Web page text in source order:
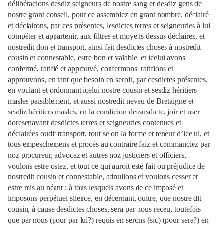
délibéracions desdiz seigneurs de nostre sang et desdiz gens de
nostre grant conseil, pour ce assemblez en grant nombre, déclairé
et déclairons, par ces présentes, lesdictes terres et seigneuries à lui
compéter et appartenir, aux filtres et moyens dessus déclairez, et
nostredit don et transport, ainsi fait desdictes choses à nostredit
cousin et connestable, estre bon et valable, et icelui avons
confermé, ratifié et approuvé, confermons, ratifions et
approuvons, en tant que besoin en seroit, par cesdictes présentes,
en voulant et ordonnant icelui nostre cousin et sesdiz héritiers
masles paisiblement, et aussi nostredit neveu de Bretaigne et
sesdiz héritiers masles, en la condicion dessusdicte, joir et user
doresenavant desdictes terres et seigneuries contenues et
déclairées oudit transport, tout selon la forme et teneur d’icelui, et
tous empeschemens et procès au contraire faiz et commanciez par
noz procureur, advocaz et autres noz justiciers et officiers,
voulons estre ostez, et tout ce qui auroit esté fait ou préjudice de
nostredit cousin et connestable, adnullons et voulons cesser et
estre mis au néant ; à tous lesquels avons de ce imposé et
imposons perpétuel silence, en décernant, oultre, que nostre dit
cousin, à cause desdictes choses, sera par nous receu, toutefois
que par nous (pour par lui?) requis en serons (sic) (pour sera?) en